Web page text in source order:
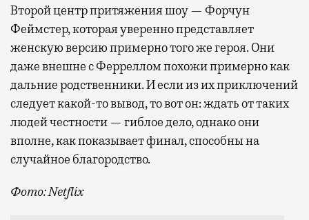
Второй центр притяжения шоу — Форчун
Феймстер, которая уверенно представляет
женскую версию примерно того же героя. Они
даже внешне с Ферреллом похожи примерно как
дальние родственники. И если из их приключений
следует какой-то вывод, то вот он: ждать от таких
людей честности — гиблое дело, однако они
вполне, как показывает финал, способны на
случайное благородство.
Фото: Netflix